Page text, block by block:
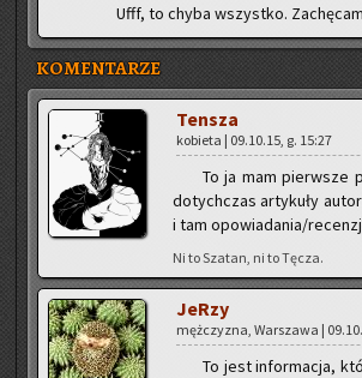
Ufff, to chyba wszyst­ko.
KOMENTARZE
Ten­sza
ko­bie­ta | 09.10.15, g. 15:27
To ja mam pierw­sze
do­tych­czas ar­ty­ku­ły
i tam opo­wia­da­nia/
Ni to Sza­tan, ni to Tęcza.
JeRzy
męż­czy­zna, War­sza­wa |
To jest in­for­ma­cja,